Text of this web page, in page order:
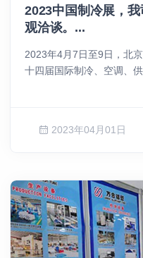
2023中国制冷展，
观洽谈。...
2023年4月7日至9日，北
十四届国际制冷、空调、
2023年04月01日